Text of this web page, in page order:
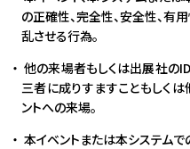
の正確性、完全性、安全性、有
乱させる行為。
他の来場者もしくは出展社の
三者に成りすますこともしく
ントへの来場。
本イベントまたは本システムで